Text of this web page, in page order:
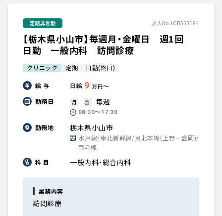
定期非常勤 求人No.JOB553184
【栃木県小山市】毎週月・金曜日 週1回
日勤 一般内科 訪問診療
クリニック 定期 日勤(終日)
給 与 日給 9 万円〜
勤務日
月 金 毎週
08:30〜17:30
勤務地 栃木県小山市
水戸線/東北新幹線/東北本線(上野－盛岡)/
両毛線
科 目
一般内科・総合内科
業務内容
訪問診療